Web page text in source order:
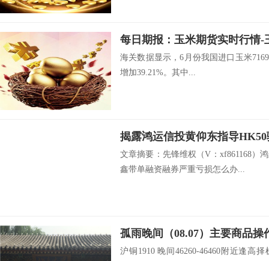
海关数据显示，6月份我国进口玉米
增加39.21%。其中...
文章摘要：先锋维权（V：xf861168）
鑫带单融资融券严重亏损怎么办...
孤雨晚间（08.07）主要商品操
沪铜1910 晚间46260-46460附近逢高